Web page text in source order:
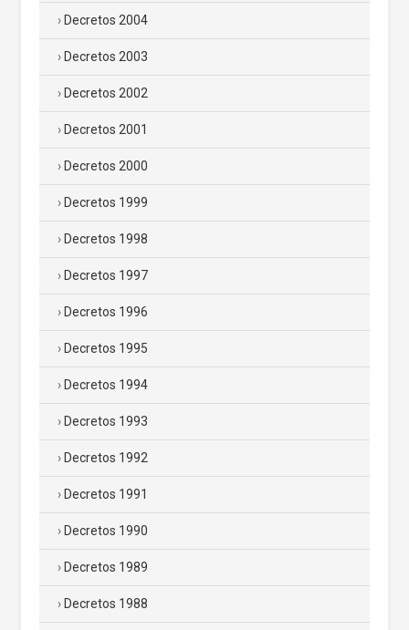
Decretos 2004
Decretos 2003
Decretos 2002
Decretos 2001
Decretos 2000
Decretos 1999
Decretos 1998
Decretos 1997
Decretos 1996
Decretos 1995
Decretos 1994
Decretos 1993
Decretos 1992
Decretos 1991
Decretos 1990
Decretos 1989
Decretos 1988